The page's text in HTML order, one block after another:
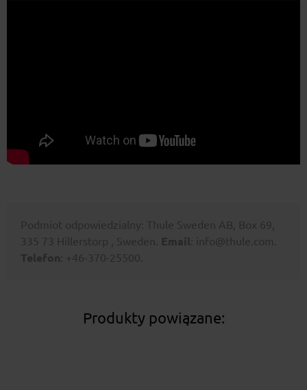
Podmiot odpowiedzialny: Thule Sweden AB, Box 69,
335 73 Hillerstorp , Sweden.
Email
: info@thule.com.
Telefon : +46-370-25500.
Produkty powiązane: